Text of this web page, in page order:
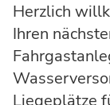
Herzlich
Ihren
Liegeplätze